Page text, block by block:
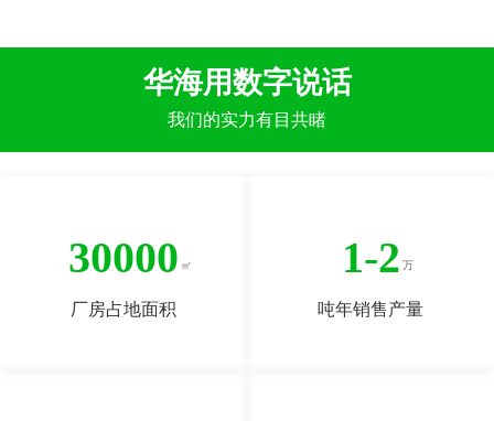
华海用数字说话
我们的实力有目共睹
30000
厂房占地面积
1-2
吨年销售产量